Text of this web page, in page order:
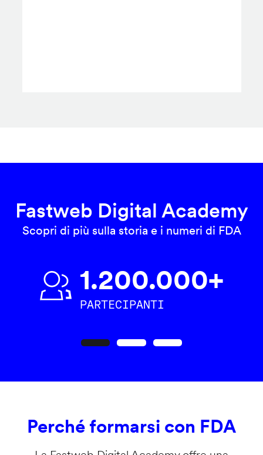
Fastweb Digital Academy
Scopri di più sulla storia e i numeri di FDA
1.200.000+
PARTECIPANTI
Perché formarsi con FDA